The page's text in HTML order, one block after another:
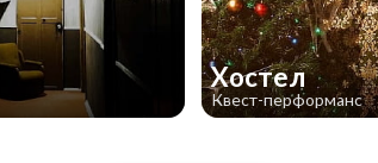
Хостел
Квест-перформанс